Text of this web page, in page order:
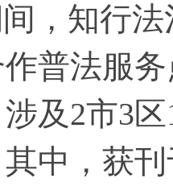
，知行
普法服
及2市3
中，获